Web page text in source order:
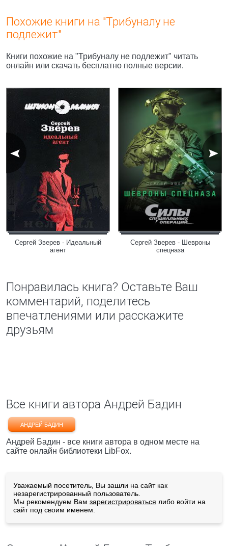
Похожие книги на "Трибуналу не
подлежит"
Книги похожие на "Трибуналу не подлежит" читать
онлайн или скачать бесплатно полные версии.
Сергей Зверев - Идеальный
агент
Сергей Зверев - Шевроны
спецназа
Понравилась книга? Оставьте Ваш
комментарий, поделитесь
впечатлениями или расскажите
друзьям
Все книги автора Андрей Бадин
АНДРЕЙ БАДИН
Андрей Бадин - все книги автора в одном месте на
сайте онлайн библиотеки LibFox.
Уважаемый посетитель, Вы зашли на сайт как
незарегистрированный пользователь.
Мы рекомендуем Вам зарегистрироваться либо войти на
сайт под своим именем.